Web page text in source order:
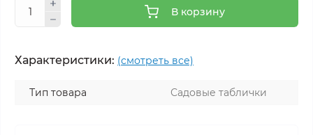
В корзину
Характеристики: (смотреть все)
Тип товара Садовые таблички